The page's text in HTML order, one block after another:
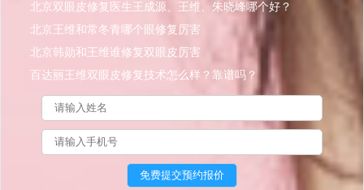
楚、李燕？
北京双眼皮修复医生王成源、王维、朱晓峰哪个好？
北京王维和常冬青哪个眼修复厉害
北京韩勋和王维谁修复双眼皮厉害
百达丽王维双眼皮修复技术怎么样？靠谱吗？